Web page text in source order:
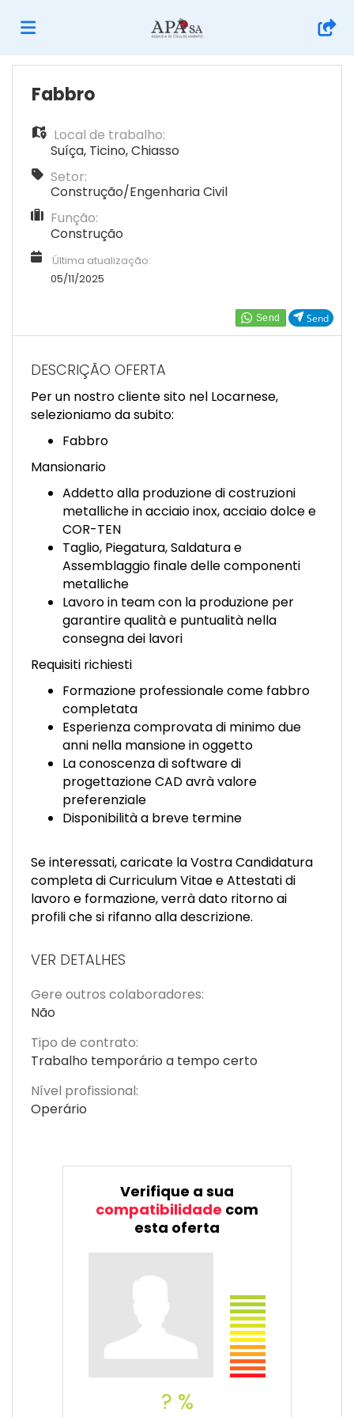
Página
inicial
Ofertas
de
emprego
Regista-
FR
IT
DE
ES
PT
Send
Fabbro
Local de trabalho:
Suíça, Ticino,Chiasso
Setor:
Construção/Engenharia Civil
Função:
Construção
Última atualização:
05/11/2025
DESCRIÇÃO OFERTA
Per un nostro cliente sito nel Locarnese,
selezioniamo da subito:
Fabbro
Mansionario
Addetto alla produzione di costruzioni
metalliche in acciaio inox, acciaio dolce e
COR-TEN
Taglio, Piegatura, Saldatura e
Assemblaggio finale delle componenti
metalliche
Lavoro in team con la produzione per
garantire qualità e puntualità nella
consegna dei lavori
Requisiti richiesti
Formazione professionale come fabbro
completata
Esperienza comprovata di minimo due
anni nella mansione in oggetto
La conoscenza di software di
progettazione CAD avrà valore
preferenziale
Disponibilità a breve termine
Se interessati, caricate la Vostra Candidatura
completa di Curriculum Vitae e Attestati di
lavoro e formazione, verrà dato ritorno ai
profili che si rifanno alla descrizione.
VER DETALHES
Gere outros colaboradores:
Não
Tipo de contrato:
Trabalho temporário a tempo certo
Nível profissional:
Operário
Verifique a sua
compatibilidade com
esta oferta
? %